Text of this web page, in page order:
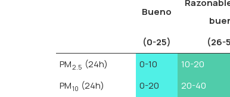
Bueno
(0-25)
(26-
PM2.5 (24h) 0-10 10-20
PM10 (24h) 0-20 20-40